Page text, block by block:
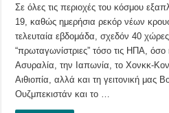
ζωής
θανάτου
το
πού
πάμε,
τι
κάνουμε
ποιον
Σε όλες τις περιοχές του κόσμου
19, καθώς ημερήσια ρεκόρ νέων
τελευταία εβδομάδα, σχεδόν 40
“πρωταγωνίστριες” τόσο τις ΗΠΑ, όσο
Ασυραλία, την Ιαπωνία, το Χονκκ-
Αιθιοπία, αλλά και τη γειτονική μας
Ουζμπεκιστάν και το …